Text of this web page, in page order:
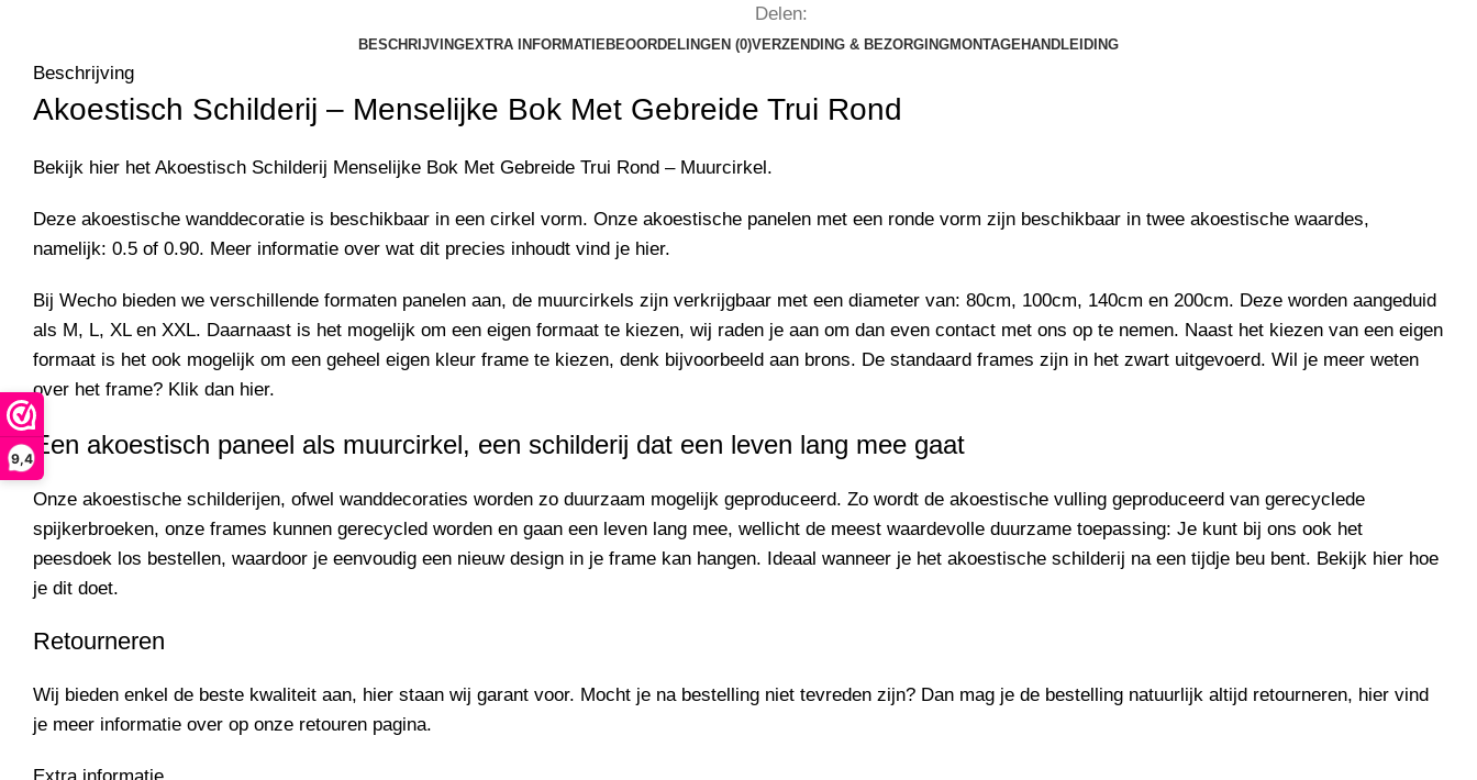
9,4
Delen:
BESCHRIJVINGEXTRA INFORMATIEBEOORDELINGEN (0)VERZENDING & BEZORGINGMONTAGEHANDLEIDING
Beschrijving
Akoestisch Schilderij – Menselijke Bok Met Gebreide Trui Rond
Bekijk hier het Akoestisch Schilderij Menselijke Bok Met Gebreide Trui Rond – Muurcirkel.
Deze akoestische wanddecoratie is beschikbaar in een cirkel vorm. Onze akoestische panelen met een ronde vorm zijn beschikbaar in twee akoestische waardes,
namelijk: 0.5 of 0.90. Meer informatie over wat dit precies inhoudt vind je hier.
Bij Wecho bieden we verschillende formaten panelen aan, de muurcirkels zijn verkrijgbaar met een diameter van: 80cm, 100cm, 140cm en 200cm. Deze worden aangeduid
als M, L, XL en XXL. Daarnaast is het mogelijk om een eigen formaat te kiezen, wij raden je aan om dan even contact met ons op te nemen. Naast het kiezen van een eigen
formaat is het ook mogelijk om een geheel eigen kleur frame te kiezen, denk bijvoorbeeld aan brons. De standaard frames zijn in het zwart uitgevoerd. Wil je meer weten
over het frame? Klik dan hier.
Een akoestisch paneel als muurcirkel, een schilderij dat een leven lang mee gaat
Onze akoestische schilderijen, ofwel wanddecoraties worden zo duurzaam mogelijk geproduceerd. Zo wordt de akoestische vulling geproduceerd van gerecyclede
spijkerbroeken, onze frames kunnen gerecycled worden en gaan een leven lang mee, wellicht de meest waardevolle duurzame toepassing: Je kunt bij ons ook het
peesdoek los bestellen, waardoor je eenvoudig een nieuw design in je frame kan hangen. Ideaal wanneer je het akoestische schilderij na een tijdje beu bent. Bekijk hier hoe
je dit doet.
Retourneren
Wij bieden enkel de beste kwaliteit aan, hier staan wij garant voor. Mocht je na bestelling niet tevreden zijn? Dan mag je de bestelling natuurlijk altijd retourneren, hier vind
je meer informatie over op onze retouren pagina.